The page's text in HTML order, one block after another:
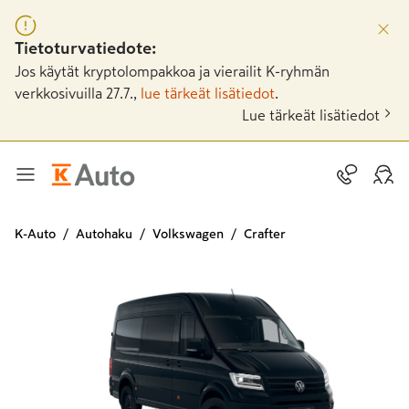
Tietoturvatiedote:
Jos käytät kryptolompakkoa ja vierailit K-ryhmän
verkkosivuilla 27.7.,
lue tärkeät lisätiedot
Lue tärkeät lisätiedot
K-Auto Autohaku Volkswagen Crafter